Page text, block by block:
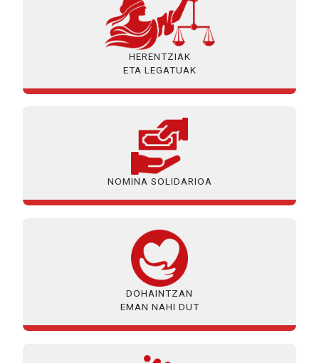
HERENTZIAK
ETA LEGATUAK
NOMINA SOLIDARIOA
DOHAINTZAN
EMAN NAHI DUT